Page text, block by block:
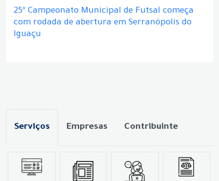
25º Campeonato Municipal de Futsal começa
com rodada de abertura em Serranópolis do
Iguaçu
Serviços Empresas Contribuinte